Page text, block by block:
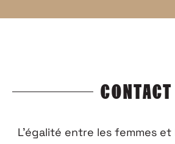
CONTACT
L’égalité entre les femmes